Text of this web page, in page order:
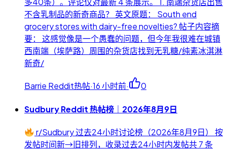
不含乳制品的新奇商品？ 英文原题： South end
grocery stores with dairy-free novelties? 帖子内容摘
要： 这感觉像是一个愚蠢的问题，但今年我很难在城镇
西南端（埃萨路）周围的杂货店找到无乳糖/纯素冰淇淋
新奇/
Barrie Reddit热帖·16 小时前· 0
Sudbury Reddit 热帖榜｜2026年8月9日
r/Sudbury 过去24小时讨论榜（2026年8月9日） 按
发帖时间新→旧排列，收录过去24小时内发帖共 7 条